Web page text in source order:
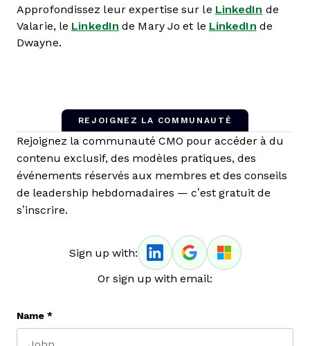
Approfondissez leur expertise sur le LinkedIn de
Valarie, le LinkedIn de Mary Jo et le LinkedIn de
Dwayne.
REJOIGNEZ LA COMMUNAUTÉ
Rejoignez la communauté CMO pour accéder à du
contenu exclusif, des modèles pratiques, des
événements réservés aux membres et des conseils
de leadership hebdomadaires — c’est gratuit de
s’inscrire.
Sign up with:
Or sign up with email:
Name *